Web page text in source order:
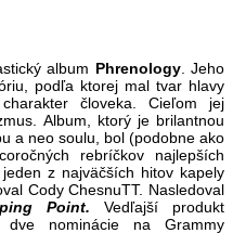
album Phrenology. Jeho
podľa ktorej mal tvar hlavy
človeka. Cieľom jej
Album, ktorý je brilantnou
a neo soulu, bol (podobne ako
rebríčkov najlepších
z najväčších hitov kapely
Cody ChesnuTT. Nasledoval
Point. Vedľajší produkt
nominácie na Grammy